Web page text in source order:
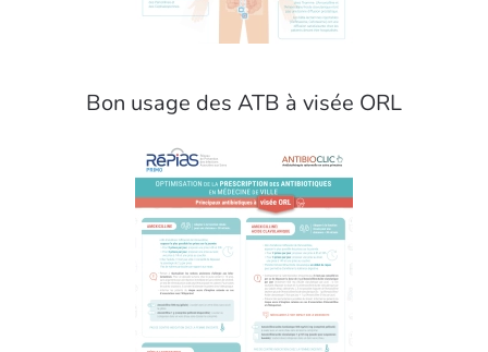
Bon usage des ATB à visée ORL